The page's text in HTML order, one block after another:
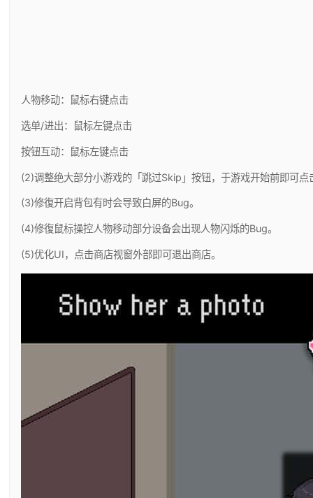
人物移动：鼠标右键点击
选单/进出：鼠标左键点击
按钮互动：鼠标左键点击
(2)调整绝大部分小游戏的「跳过Skip」按钮，于游戏开始前即可点
(3)修復开启背包有时会导致白屏的Bug。
(4)修復鼠标操控人物移动部分设备会出现人物闪烁的Bug。
(5)优化UI，点击商店视窗外部即可退出商店。